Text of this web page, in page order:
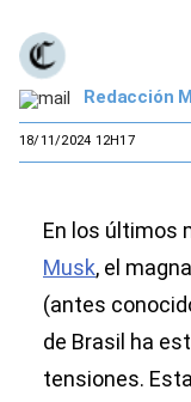
Redacción
18/11/2024 12H17
En los últimos
Musk, el
(antes
de Brasil ha
tensiones.